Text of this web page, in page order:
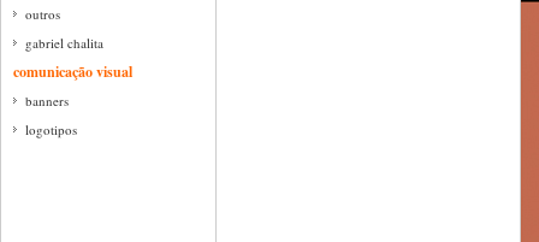
outros
gabriel chalita
comunicação visual
banners
logotipos